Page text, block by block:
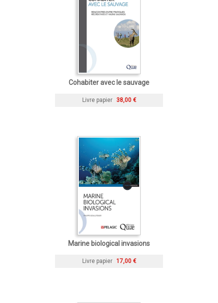
Cohabiter avec le sauvage
Livre papier 38,00 €
Marine biological invasions
Livre papier 17,00 €